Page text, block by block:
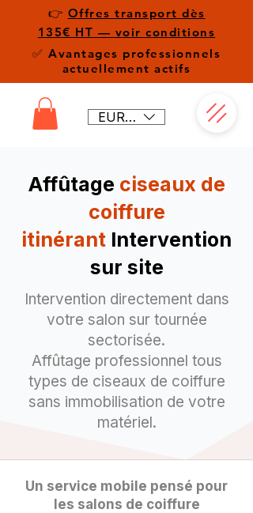
EUR (€)
👉 Offres transport dès
135€ HT — voir conditions
✅ Avantages professionnels
actuellement actifs
Affûtage ciseaux de
coiffure
itinérant Intervention
sur site
Intervention directement dans
votre salon sur tournée
sectorisée.
Affûtage professionnel tous
types de ciseaux de coiffure
sans immobilisation de votre
matériel.
Un service mobile pensé pour
les salons de coiffure